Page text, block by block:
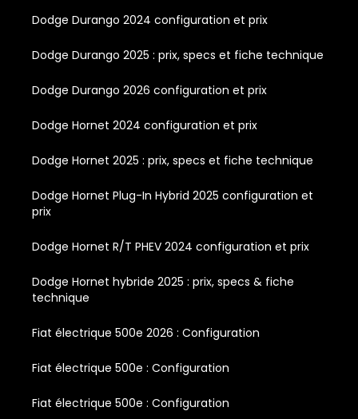
Dodge Durango 2024 configuration et prix
Dodge Durango 2025 : prix, specs et fiche technique
Dodge Durango 2026 configuration et prix
Dodge Hornet 2024 configuration et prix
Dodge Hornet 2025 : prix, specs et fiche technique
Dodge Hornet Plug-In Hybrid 2025 configuration et
prix
Dodge Hornet R/T PHEV 2024 configuration et prix
Dodge Hornet hybride 2025 : prix, specs & fiche
technique
Fiat électrique 500e 2026 : Configuration
Fiat électrique 500e : Configuration
Fiat électrique 500e : Configuration